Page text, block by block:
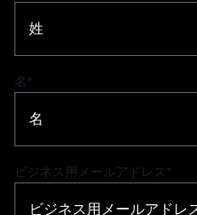
名*
ビジネス用メールアドレス *